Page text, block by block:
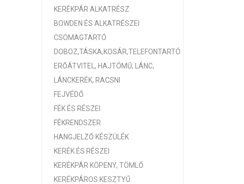
KERÉKPÁR ALKATRÉSZ
BOWDEN ÉS ALKATRÉSZEI
CSOMAGTARTÓ
DOBOZ,TÁSKA,KOSÁR,TELEFONTARTÓ
ERŐÁTVITEL, HAJTÓMŰ, LÁNC,
LÁNCKERÉK, RACSNI
FEJVÉDŐ
FÉK ÉS RÉSZEI
FÉKRENDSZER
HANGJELZŐ KÉSZÜLÉK
KERÉK ÉS RÉSZEI
KERÉKPÁR KÖPENY, TÖMLŐ
KERÉKPÁROS KESZTYŰ